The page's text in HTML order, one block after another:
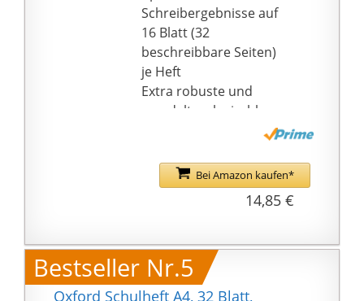
Schreibergebnisse auf
16 Blatt (32
beschreibbare Seiten)
je Heft
Extra robuste und
veredelte, abwischbare
feuchtigkeitsabweisend
sind
Die Heftetiketten sind
Abgerundete Ecken
verhindern unschöne
Knicke
Bei Amazon kaufen*
14,85 €
Bestseller Nr.5
Oxford Schulheft A4, 32 Blatt,